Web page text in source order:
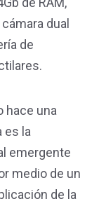
dual
de
hace una
es la
emergente
medio de un
de la